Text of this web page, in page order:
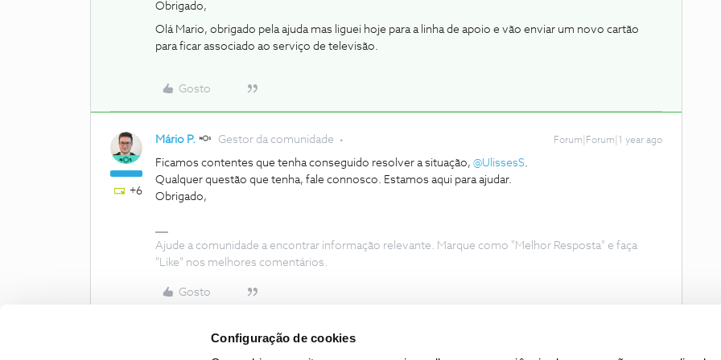
Configuração de cookies
Obrigado,
Olá Mario, obrigado pela ajuda mas liguei hoje para a linha de apoio e vão enviar um novo cartão
para ficar associado ao serviço de televisão.
Gosto
+6
Mário P. Gestor da comunidade Forum|Forum|1 year ago
Ficamos contentes que tenha conseguido resolver a situação, @UlissesS.
Qualquer questão que tenha, fale connosco. Estamos aqui para ajudar.
Obrigado,
Ajude a comunidade a encontrar informação relevante. Marque como "Melhor Resposta" e faça
"Like" nos melhores comentários.
Gosto